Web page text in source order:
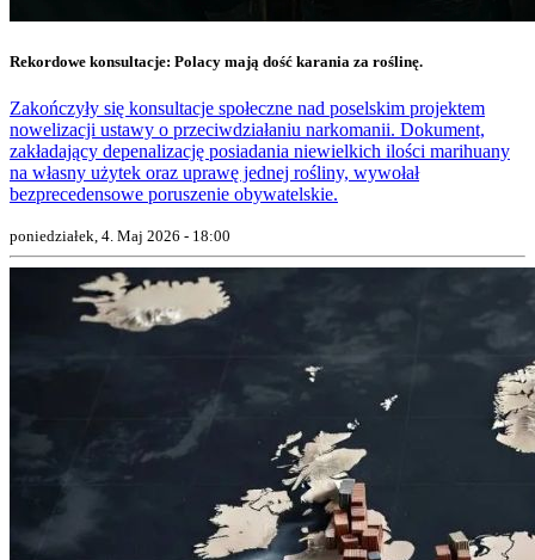
Rekordowe konsultacje: Polacy mają dość karania za roślinę.
Zakończyły się konsultacje społeczne nad poselskim projektem
nowelizacji ustawy o przeciwdziałaniu narkomanii. Dokument,
zakładający depenalizację posiadania niewielkich ilości marihuany
na własny użytek oraz uprawę jednej rośliny, wywołał
bezprecedensowe poruszenie obywatelskie.
poniedziałek, 4. Maj 2026 - 18:00